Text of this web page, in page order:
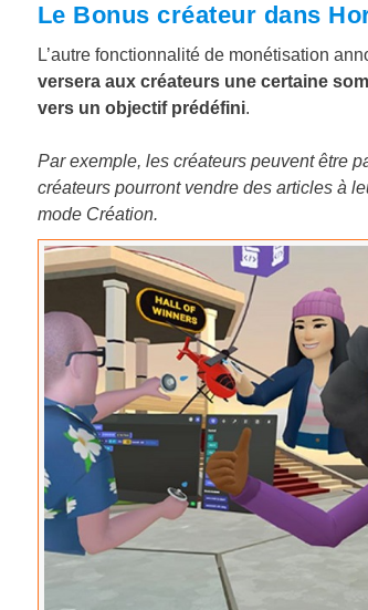
Le Bonus créateur dans
L’autre fonctionnalité de monétisation
versera aux créateurs une certaine
vers un objectif prédéfini.
Par exemple, les créateurs peuvent être
créateurs pourront vendre des articles à
mode Création.